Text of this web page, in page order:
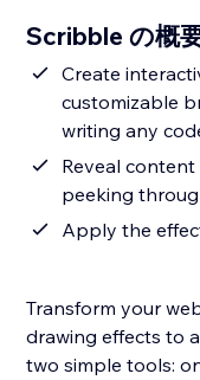
Scribble の概
Create
customizable
writing any
Reveal
peeking
Apply the
Transform your
drawing effects to
two simple tools: